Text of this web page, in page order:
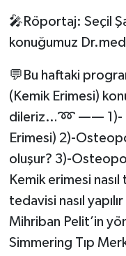
🎤Röportaj: Seçil
konuğumuz
💬Bu haftaki
(Kemik Erimesi)
dileriz…➿ —— 1)-
Erimesi) 2)-
oluşur? 3)-
Kemik erimesi
tedavisi nasıl
Mihriban Pelit’in
Simmering Tıp